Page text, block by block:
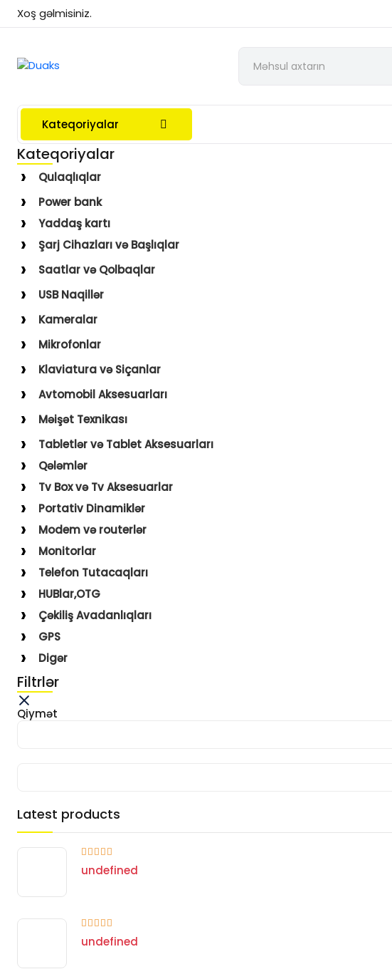
Xoş gəlmisiniz.
Kateqoriyalar
Kateqoriyalar
Qulaqlıqlar
Simli Qulaqlıqlar
Simsiz Qulaqlıqlar
Qulaqüstü
Power bank
Yaddaş kartı
Şarj Cihazları və Başlıqlar
Simsiz
Simli
Saatlar və Qolbaqlar
Saatlar
Saat Qolbaqları
USB Naqillər
Type-C–Lightning
USB–Type-C
USB–Lightning
USB–Micro
Kameralar
Action kameralar (Sport)
Uşaq Kameraları
Mikrofonlar
Karaoke Mikrofonları
Yaxa Mikrofonları
Klaviatura və Siçanlar
Klaviatura və Siçan
Mousepad
Avtomobil Aksesuarları
Digər Aksesuarlar
Holder
FM Modulyatorlar
Avto Başlıq
Məişət Texnikası
Saçqırxan, Üzqırxan
Sobalar
Fenlər
Blender, Toster, Kettle
Tabletlər və Tablet Aksesuarları
Qələmlər
Tv Box və Tv Aksesuarlar
Portativ Dinamiklər
Modem və routerlər
Monitorlar
Telefon Tutacaqları
HUBlar,OTG
Çəkiliş Avadanlıqları
GPS
Digər
Filtrlər
Qiymət
Latest products
undefined
undefined